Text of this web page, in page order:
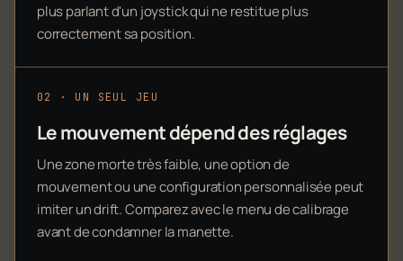
plus parlant d'un joystick qui ne restitue plus
correctement sa position.
02 · UN SEUL JEU
Le mouvement dépend des réglages
Une zone morte très faible, une option de
mouvement ou une configuration personnalisée peut
imiter un drift. Comparez avec le menu de calibrage
avant de condamner la manette.